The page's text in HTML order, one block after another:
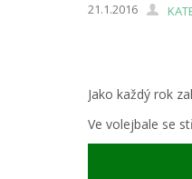
21.1.2016
Jako každý rok
Ve volejbale se